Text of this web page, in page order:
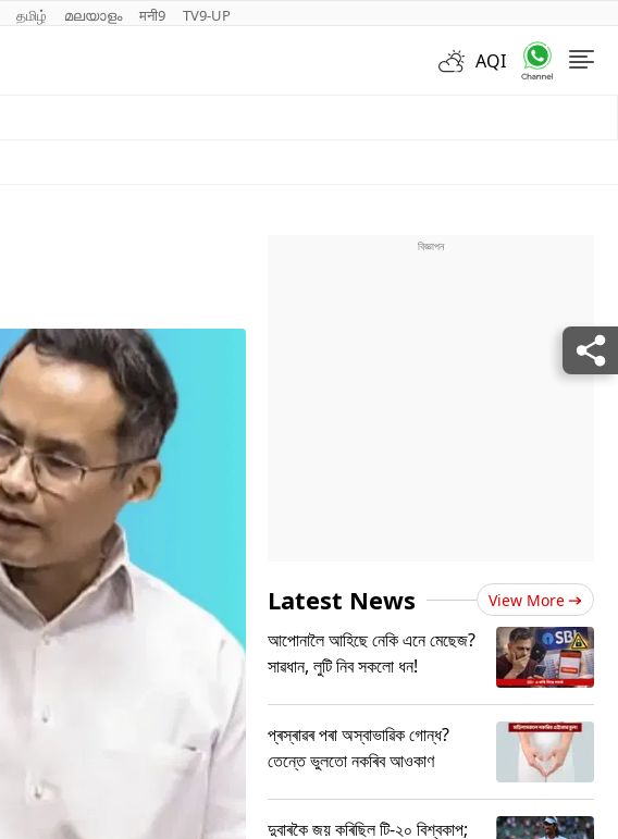
தமிழ் മലയാളം मनी9 TV9-UP
AQI
Latest News View More
আপোনালৈ আহিছে নেকি এনে মেছেজ?
সাৱধান, লুটি নিব সকলো ধন!
প্ৰস্ৰাৱৰ পৰা অস্বাভাৱিক গোন্ধ?
তেন্তে ভুলতো নকৰিব আওকাণ
দুবাৰকৈ জয় কৰিছিল টি-২০ বিশ্বকাপ;